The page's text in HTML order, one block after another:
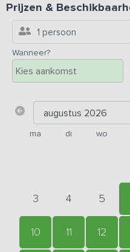
Prijzen &
1 persoon
Wanneer?
ma di wo
3 4 5
10 11 12